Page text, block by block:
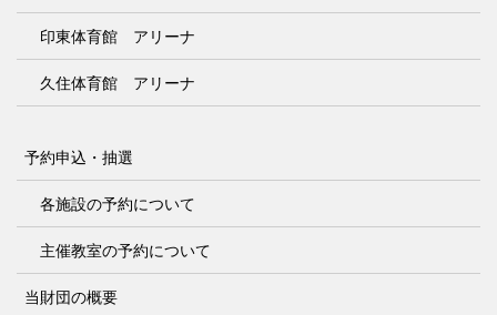
印東体育館 アリーナ
久住体育館 アリーナ
予約申込・抽選
各施設の予約について
主催教室の予約について
当財団の概要